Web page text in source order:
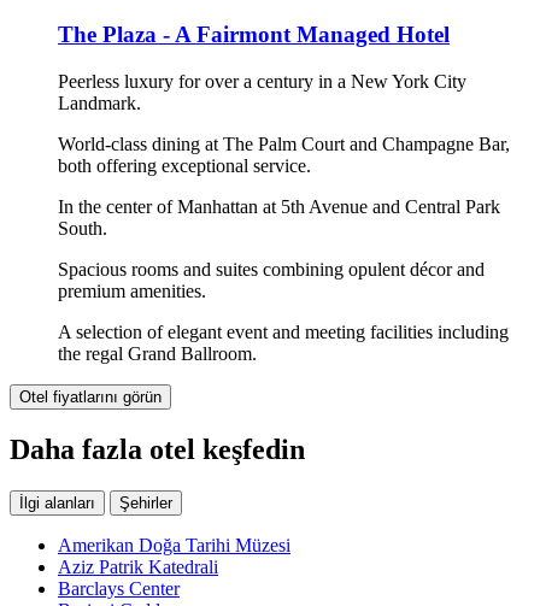
The Plaza - A Fairmont Managed Hotel
Peerless luxury for over a century in a New York City
Landmark.
World-class dining at The Palm Court and Champagne Bar,
both offering exceptional service.
In the center of Manhattan at 5th Avenue and Central Park
South.
Spacious rooms and suites combining opulent décor and
premium amenities.
A selection of elegant event and meeting facilities including
the regal Grand Ballroom.
Otel fiyatlarını görün
Daha fazla otel keşfedin
İlgi alanları Şehirler
Amerikan Doğa Tarihi Müzesi
Aziz Patrik Katedrali
Barclays Center